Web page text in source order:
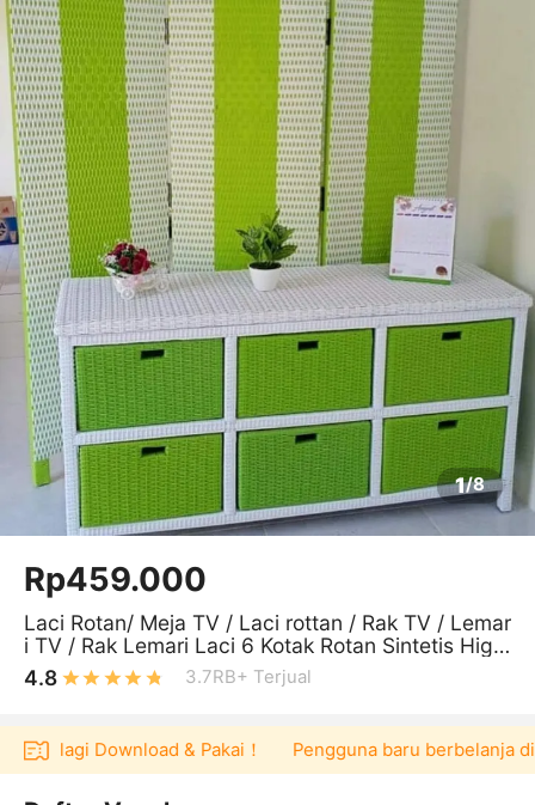
1/8
Rp459.000
Laci Rotan/ Meja TV / Laci rottan / Rak TV / Lemar
i TV / Rak Lemari Laci 6 Kotak Rotan Sintetis High
Quality Best Seller
4.8 3.7RB+ Terjual
lagi Download & Pakai！ Pengguna baru berbelanja di